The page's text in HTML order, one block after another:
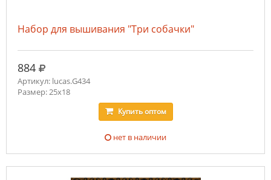
Набор для вышивания "Три собачки"
884 руб.
Артикул: lucas.G434
Размер: 25x18
Купитьоптом
нет в наличии